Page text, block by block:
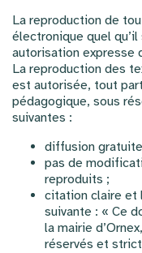
La reproduction de
électronique quel
autorisation expresse
La reproduction des
est autorisée, tout
pédagogique, sous
suivantes :
diffusion
pas de
reproduits ;
citation claire et
suivante : « Ce
la mairie
réservés et